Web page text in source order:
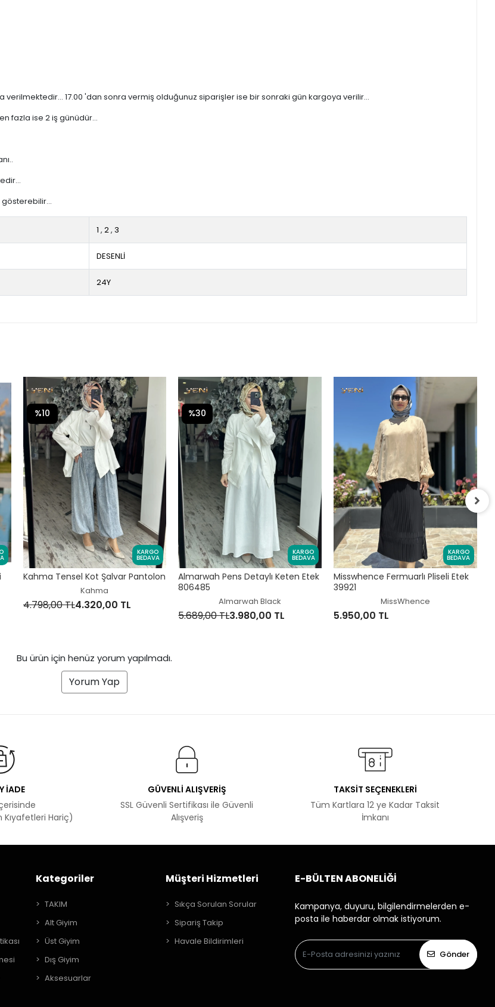
17.00 'dan sonra vermiş olduğunuz siparişler ise bir sonraki gün kargoya verilir...
fazla ise 2 iş günüdür...
1 ,2,3
DESENLİ
24Y
KARGO
BEDAVA
Kahma Tensel Kot Şalvar Pantolon
Kahma
4.798,00 TL4.320,00 TL
%10
KARGO
BEDAVA
Almarwah Pens Detaylı Keten Etek
806485
Almarwah Black
5.689,00 TL3.980,00 TL
%30
KARGO
BEDAVA
Misswhence Fermuarlı Pliseli Etek
39921
MissWhence
5.950,00 TL
Bu ürün için henüz yorum yapılmadı.
Yorum Yap
İADE
Hariç)
GÜVENLİ ALIŞVERİŞ
SSL Güvenli Sertifikası ile Güvenli
Alışveriş
TAKSİT SEÇENEKLERİ
Tüm Kartlara 12 ye Kadar Taksit
İmkanı
Kategoriler
TAKIM
Alt Giyim
Üst Giyim
Dış Giyim
Aksesuarlar
Müşteri Hizmetleri
Sıkça Sorulan Sorular
Sipariş Takip
Havale Bildirimleri
E-BÜLTEN ABONELİĞİ
Kampanya, duyuru, bilgilendirmelerden e-
posta ile haberdar olmak istiyorum.
Gönder